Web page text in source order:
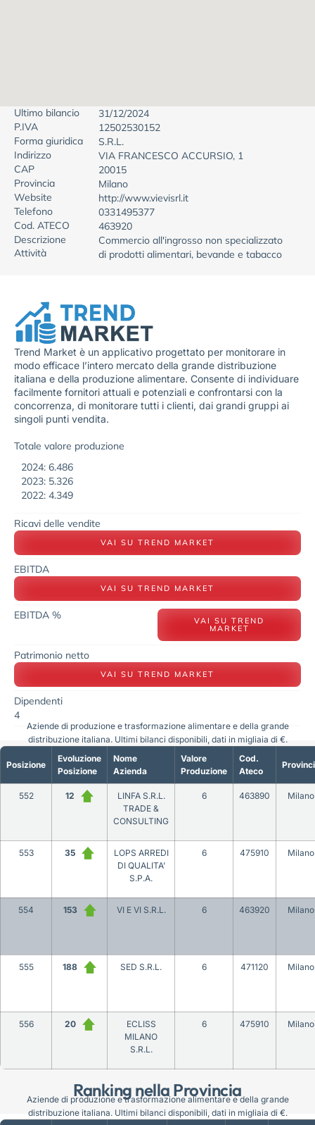
Ultimo bilancio
31/12/2024
P.IVA
12502530152
Forma giuridica
S.R.L.
Indirizzo
VIA FRANCESCO ACCURSIO, 1
CAP
20015
Provincia
Milano
Website
http://www.vievisrl.it
Telefono
0331495377
Cod. ATECO
463920
Descrizione
Attività
Commercio all'ingrosso non specializzato
di prodotti alimentari, bevande e tabacco
Trend Market è un applicativo progettato per monitorare in
modo efficace l’intero mercato della grande distribuzione
italiana e della produzione alimentare. Consente di individuare
facilmente fornitori attuali e potenziali e confrontarsi con la
concorrenza, di monitorare tutti i clienti, dai grandi gruppi ai
singoli punti vendita.
Totale valore produzione
2024: 6.486
2023: 5.326
2022: 4.349
Ricavi delle vendite
VAI SU TREND MARKET
EBITDA
VAI SU TREND MARKET
EBITDA % VAI SU TREND
MARKET
Patrimonio netto
VAI SU TREND MARKET
Dipendenti
4
Ranking nella Provincia
Posizione
Evoluzione
Posizione
Nome
Azienda
Valore
Produzione
Cod.
Ateco
552 12
LINFA S.R.L.
TRADE &
CONSULTING
6 463890 Milano
553 35
LOPS ARREDI
DI QUALITA’
S.P.A.
6 475910 Milano
554 153 VI E VI S.R.L. 6 463920 Milano
555 188 SED S.R.L. 6 471120 Milano
556 20
ECLISS
MILANO
S.R.L.
6 475910 Milano
Aziende di produzione e trasformazione alimentare e della grande
distribuzione italiana. Ultimi bilanci disponibili, dati in migliaia di €.
Aziende di produzione e trasformazione alimentare e della grande
distribuzione italiana. Ultimi bilanci disponibili, dati in migliaia di €.